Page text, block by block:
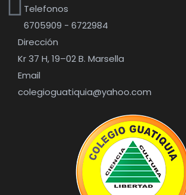
Telefonos
6705909 - 6722984
Dirección
Kr 37 H, 19–02 B. Marsella
Email
colegioguatiquia@yahoo.com